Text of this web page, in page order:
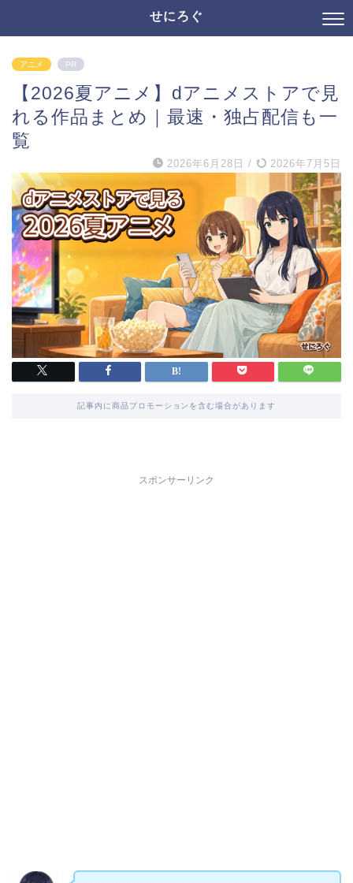
せにろぐ
アニメ PR
【2026夏アニメ】dアニメストアで見
れる作品まとめ｜最速・独占配信も一
覧
2026年6月28日 / 2026年7月5日
記事内に商品プロモーションを含む場合があります
スポンサーリンク